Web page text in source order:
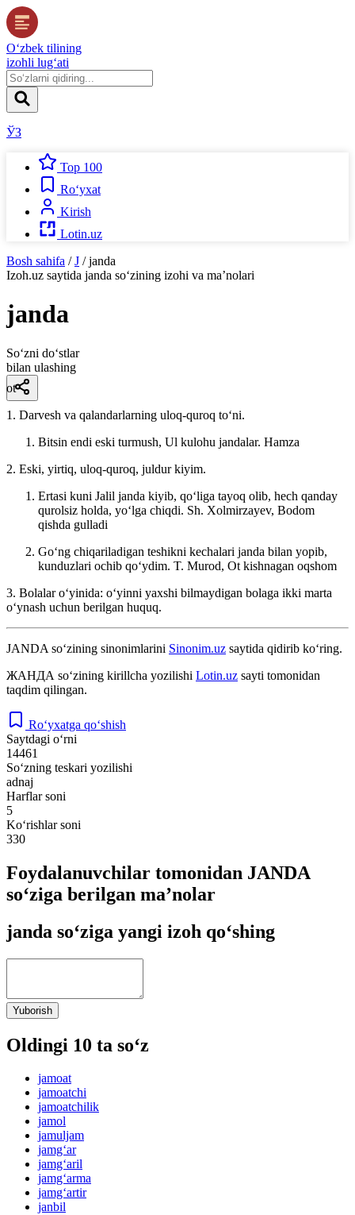
O‘zbek tilining
izohli lug‘ati
ЎЗ
Top 100
Ro‘yxat
Kirish
Lotin.uz
Bosh sahifa / J / janda
Izoh.uz saytida janda so‘zining izohi va ma’nolari
janda
So‘zni do‘stlar
bilan ulashing
ot
1. Darvesh va qalandarlarning uloq-quroq toʻni.
Bitsin endi eski turmush, Ul kulohu jandalar. Hamza
2. Eski, yirtiq, uloq-quroq, juldur kiyim.
Ertasi kuni Jalil janda kiyib, qoʻliga tayoq olib, hech qanday
qurolsiz holda, yoʻlga chiqdi. Sh. Xolmirzayev, Bodom
qishda gulladi
Goʻng chiqariladigan teshikni kechalari janda bilan yopib,
kunduzlari ochib qoʻydim. T. Murod, Ot kishnagan oqshom
3. Bolalar oʻyinida: oʻyinni yaxshi bilmaydigan bolaga ikki marta
oʻynash uchun berilgan huquq.
JANDA so‘zining sinonimlarini Sinonim.uz saytida qidirib ko‘ring.
ЖАНДА so‘zining kirillcha yozilishi Lotin.uz sayti tomonidan
taqdim qilingan.
Ro‘yxatga qo‘shish
Saytdagi o‘rni
14461
So‘zning teskari yozilishi
adnaj
Harflar soni
5
Ko‘rishlar soni
330
Foydalanuvchilar tomonidan JANDA
so‘ziga berilgan ma’nolar
janda so‘ziga yangi izoh qo‘shing
Yuborish
Oldingi 10 ta so‘z
jamoat
jamoatchi
jamoatchilik
jamol
jamuljam
jamg‘ar
jamg‘aril
jamg‘arma
jamg‘artir
janbil